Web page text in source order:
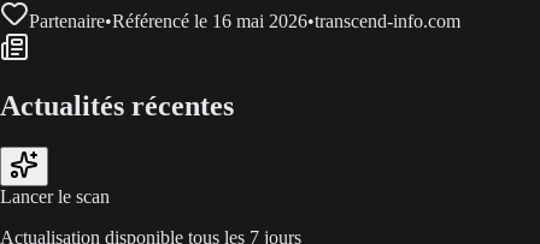
Partenaire•Référencé le 16 mai 2026•transcend-info.com
Actualités récentes
Lancer le scan
Actualisation disponible tous les 7 jours